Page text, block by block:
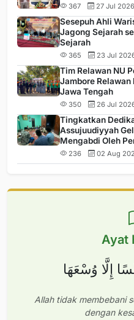
367 27 Jul 2026
Sesepuh Ahli
Jagong Sejarah
Sejarah
365 23 Jul
Tim Relawan NU
Jambore Relawan
Jawa Tengah
350 26 Jul
Tingkatkan
Assujuudiyyah
Mengabdi Oleh
236 02 Aug
Ayat
إِلَّا وُسْعَهَا
Allah tidak membebani
dengan